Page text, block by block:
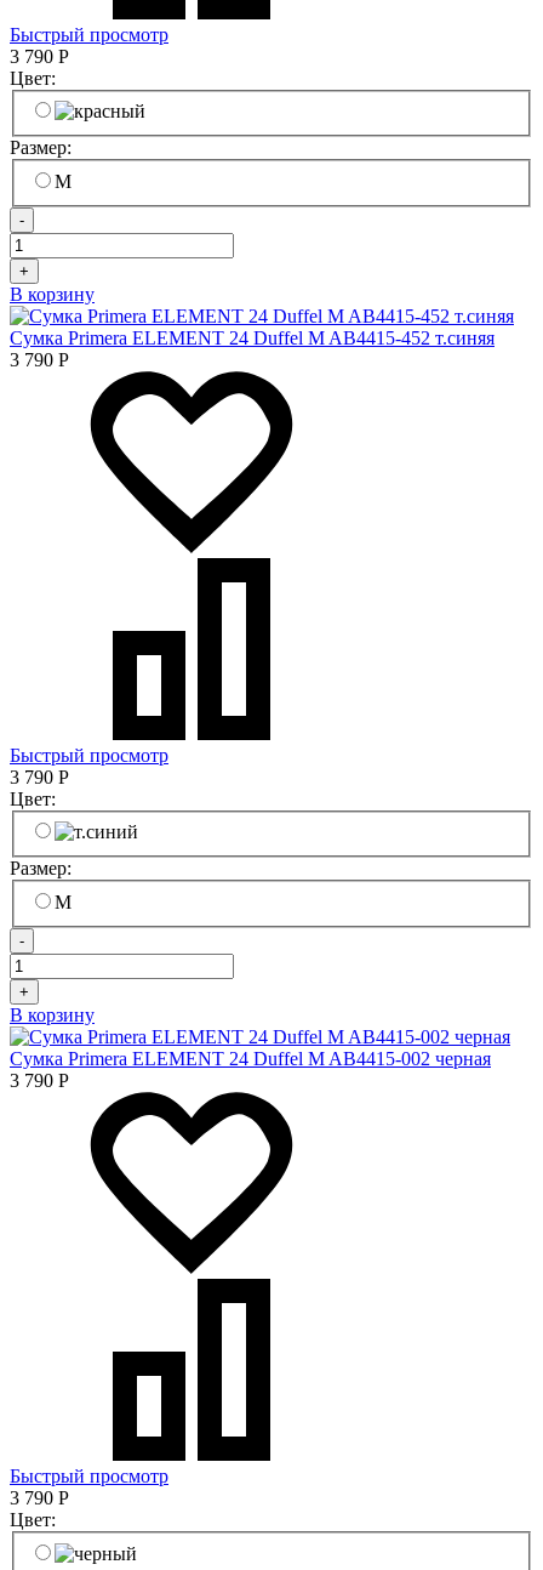
Быстрый просмотр
3 790 Р
Цвет:
Размер:
M
-
+
В корзину
Сумка Primera ELEMENT 24 Duffel M AB4415-452 т.синяя
3 790 Р
Быстрый просмотр
3 790 Р
Цвет:
Размер:
M
-
+
В корзину
Сумка Primera ELEMENT 24 Duffel M AB4415-002 черная
3 790 Р
Быстрый просмотр
3 790 Р
Цвет: